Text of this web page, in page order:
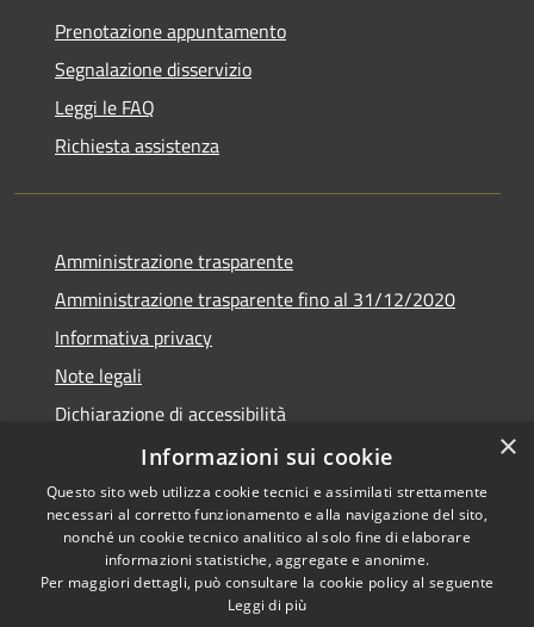
Prenotazione appuntamento
Segnalazione disservizio
Leggi le FAQ
Richiesta assistenza
Amministrazione trasparente
Amministrazione trasparente fino al 31/12/2020
Informativa privacy
Note legali
Dichiarazione di accessibilità
Accessibilità
Privacy
Copyright © 2026 • Comune di
Teramo • Powered by
Municipium• Accesso
×
Informazioni sui cookie
Questo sito web utilizza cookie tecnici e assimilati strettamente
necessari al corretto funzionamento e alla navigazione del sito,
nonché un cookie tecnico analitico al solo fine di elaborare
informazioni statistiche, aggregate e anonime.
Per maggiori dettagli, può consultare la cookie policy al seguente
Leggi di più